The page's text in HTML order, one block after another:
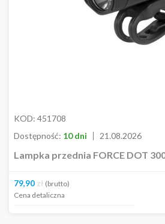
KOD: 451708
Dostępność: 10 dni 21.08.2026
Lampka przednia FORCE DOT
79,90 zł (brutto)
Cena detaliczna